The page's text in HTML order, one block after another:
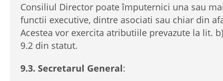
Consiliul Director poate împuternici una sau
functii executive, dintre asociati sau chiar din
Acestea vor exercita atributiile prevazute la lit.
9.2 din statut.
9.3. Secretarul General: